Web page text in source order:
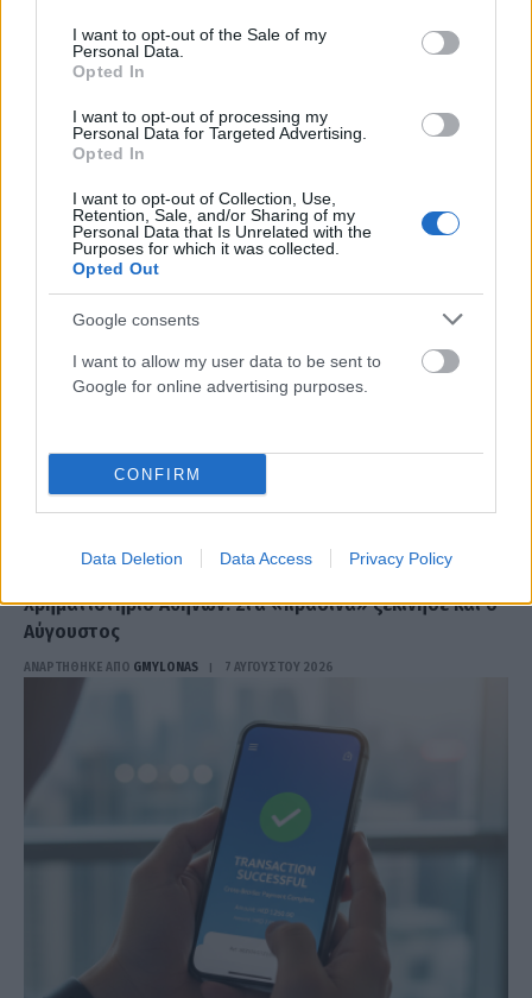
consent section.
I want to opt-out of the Sale of my
Personal Data.
Opted In
I want to opt-out of processing my
Personal Data for Targeted Advertising.
Opted In
I want to opt-out of Collection, Use,
Retention, Sale, and/or Sharing of my
Personal Data that Is Unrelated with the
Purposes for which it was collected.
Opted Out
Google consents
I want to allow my user data to be sent to
Google for online advertising purposes.
CONFIRM
Data Deletion Data Access Privacy Policy
ΟΙΚΟΝΟΜΊΑ
Διευρύνεται η εθνική πρωτοβουλία για τις τιμές στο
ράφι των σούπερ μάρκετ: 686 επώνυμοι κωδικοί,
ακόμη 230 σε σχολικά και προϊόντα ιδιωτικής ετικέτας
ΑΝΑΡΤΗΘΗΚΕ ΑΠΟΕΛΕΑΝΑ ΖΑΜΠΑΡΑ 8 ΑΥΓΟΎΣΤΟΥ 2026
ΟΙΚΟΝΟΜΊΑ
Χρηματιστήριο Αθηνών: Στα «πράσινα» ξεκίνησε και ο
Αύγουστος
ΑΝΑΡΤΗΘΗΚΕ ΑΠΟ GMYLONAS 7 ΑΥΓΟΎΣΤΟΥ 2026